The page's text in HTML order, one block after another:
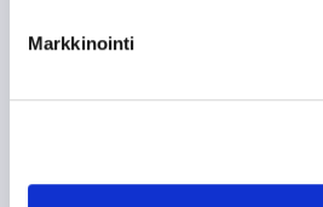
MarkkinointiVUOTTA SITTEN
KUN TAPPARA ZSKA:N KAATOI
LIIGA